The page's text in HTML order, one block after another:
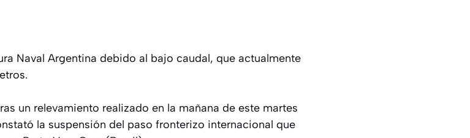
Naval Argentina debido al bajo caudal, que actualmente
un relevamiento realizado en la mañana de este martes
la suspensión del paso fronterizo internacional que